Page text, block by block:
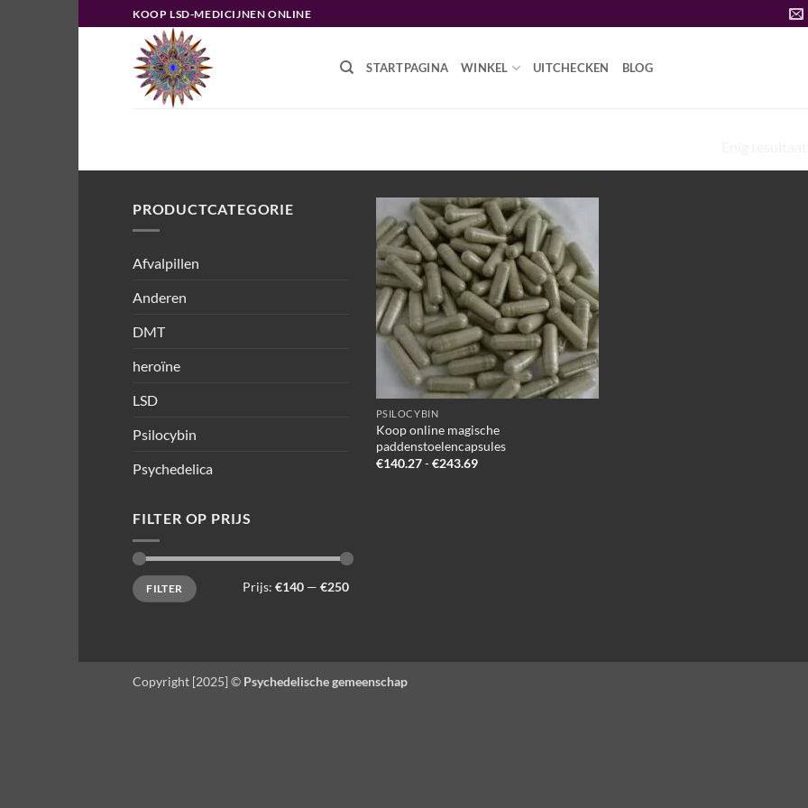
naar
KOOP LSD-MEDICIJNEN ONLINE
STARTPAGINA WINKEL UITCHECKEN BLOG
PRODUCTCATEGORIE
Afvalpillen
Anderen
DMT
heroïne
LSD
Psilocybin
Psychedelica
FILTER OP PRIJS
Min.
prijs
Max.
prijsFILTER Prijs: €140 — €250
Add to
wishlist
PSILOCYBIN
Koop online magische
paddenstoelencapsules
€140.27-€243.69Prijsklasse:
Copyright [2025] © Psychedelische gemeenschap